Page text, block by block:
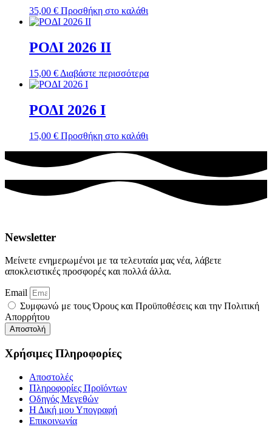
35,00 € Προσθήκη στο καλάθι
ΡΟΔΙ 2026 ΙI
15,00 € Διαβάστε περισσότερα
ΡΟΔΙ 2026 Ι
15,00 € Προσθήκη στο καλάθι
Newsletter
Μείνετε ενημερωμένοι με τα τελευταία μας νέα, λάβετε
αποκλειστικές προσφορές και πολλά άλλα.
Email
Συμφωνώ με τους Όρους και Προϋποθέσεις και την Πολιτική
Απορρήτου
Αποστολή
Χρήσιμες Πληροφορίες
Αποστολές
Πληροφορίες Προϊόντων
Οδηγός Μεγεθών
Η Δική μου Υπογραφή
Επικοινωνία